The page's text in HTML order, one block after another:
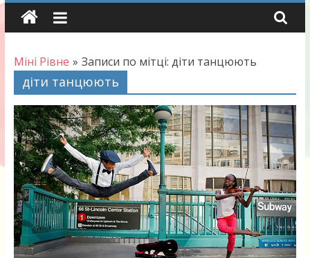
Skip
Міні Рівне » Записи по мітці: діти танцюють
діти танцюють